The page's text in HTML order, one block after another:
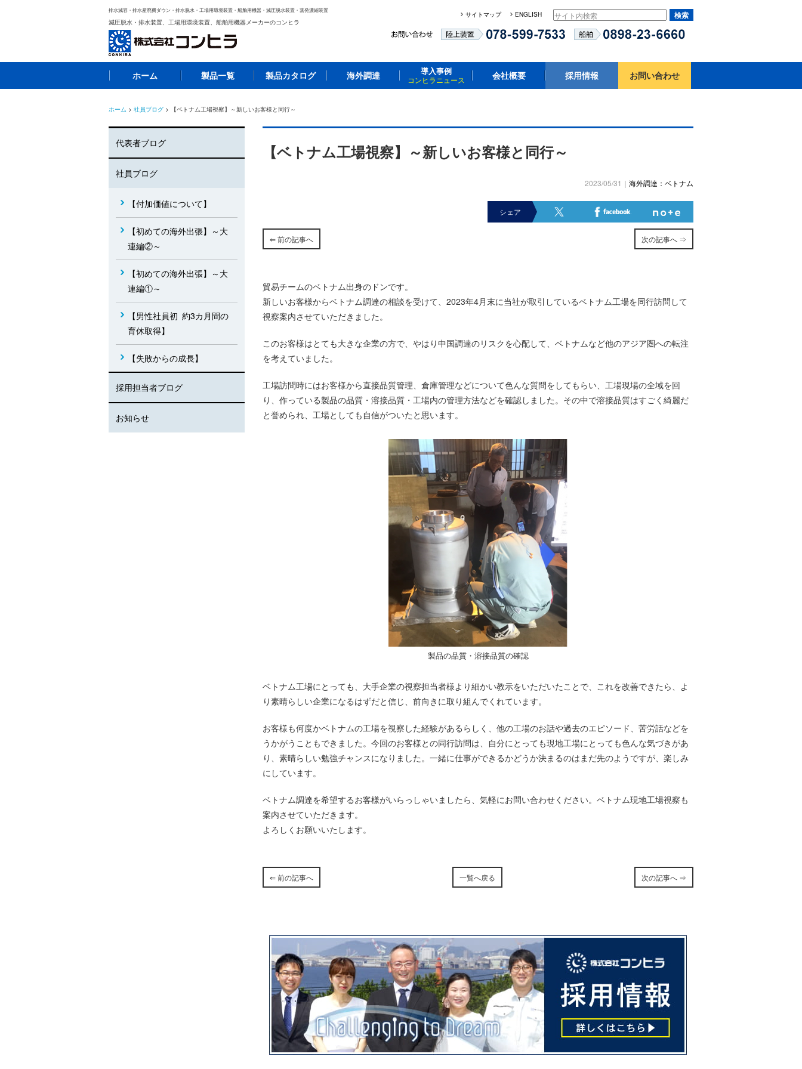
排水減容・排水産廃費ダウン・排水脱水・工場用環境装置・船舶用機器・減圧脱水装置・蒸発濃縮装置
減圧脱水・排水装置、工場用環境装置、船舶用機器メーカーのコンヒラ
サイトマップ ENGLISH
ホーム 製品一覧 製品カタログ 海外調達 導入事例
コンヒラニュース 会社概要 採用情報 お問い合わせ
ホーム > 社員ブログ > 【ベトナム工場視察】～新しいお客様と同行～
【ベトナム工場視察】～新しいお客様と同行～
2023/05/31｜ 海外調達：ベトナム
シェア
⇐ 前の記事へ 次の記事へ ⇒
貿易チームのベトナム出身のドンです。
新しいお客様からベトナム調達の相談を受けて、2023年4月末に当社が取引しているベトナム工場を同行訪問して
視察案内させていただきました。
このお客様はとても大きな企業の方で、やはり中国調達のリスクを心配して、ベトナムなど他のアジア圏への転注
を考えていました。
工場訪問時にはお客様から直接品質管理、倉庫管理などについて色んな質問をしてもらい、工場現場の全域を回
り、作っている製品の品質・溶接品質・工場内の管理方法などを確認しました。その中で溶接品質はすごく綺麗だ
と誉められ、工場としても自信がついたと思います。
製品の品質・溶接品質の確認
ベトナム工場にとっても、大手企業の視察担当者様より細かい教示をいただいたことで、これを改善できたら、よ
り素晴らしい企業になるはずだと信じ、前向きに取り組んでくれています。
お客様も何度かベトナムの工場を視察した経験があるらしく、他の工場のお話や過去のエピソード、苦労話などを
うかがうこともできました。今回のお客様との同行訪問は、自分にとっても現地工場にとっても色んな気づきがあ
り、素晴らしい勉強チャンスになりました。一緒に仕事ができるかどうか決まるのはまだ先のようですが、楽しみ
にしています。
ベトナム調達を希望するお客様がいらっしゃいましたら、気軽にお問い合わせください。ベトナム現地工場視察も
案内させていただきます。
よろしくお願いいたします。
⇐ 前の記事へ 一覧へ戻る 次の記事へ ⇒
代表者ブログ
社員ブログ
【付加価値について】
【初めての海外出張】～大
連編②～
【初めての海外出張】～大
連編①～
【男性社員初 約3カ月間の
育休取得】
【失敗からの成長】
採用担当者ブログ
お知らせ